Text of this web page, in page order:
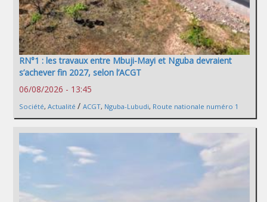
RN°1 : les travaux entre Mbuji-Mayi et Nguba devraient
s’achever fin 2027, selon l’ACGT
06/08/2026 - 13:45
Société, Actualité / ACGT, Nguba-Lubudi, Route nationale numéro 1